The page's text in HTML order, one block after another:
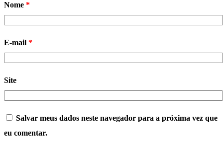
Nome *
E-mail *
Site
Salvar meus dados neste navegador para a próxima vez que
eu comentar.